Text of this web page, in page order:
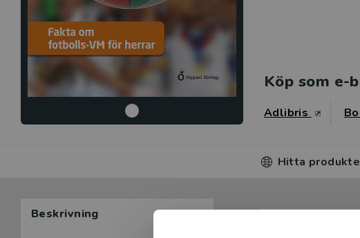
Köp som e-
Adlibris
Hitta
Beskrivning